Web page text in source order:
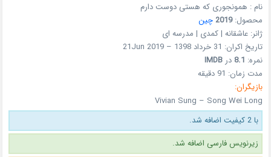
نام : همونجوری که هستی دوست دارم
محصول:2019 چین
ژانر: عاشقانه | کمدی | مدرسه ای
تاریخ اکران: 31 خرداد 1398 – 21Jun 2019
نمره: 8.1 درIMDB
مدت زمان: 91 دقیقه
بازیگران:
Vivian Sung – Song Wei Long
با 2 کیفیت اضافه شد.
زیرنویس فارسی اضافه شد.